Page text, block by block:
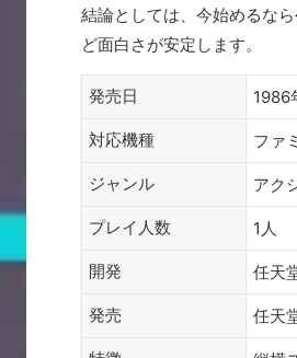
結論としては、今始めるな
ど面白さが安定します。
発売日 1986
対応機種 ファ
ジャンル アク
プレイ人数 1人
開発 任天
発売 任天